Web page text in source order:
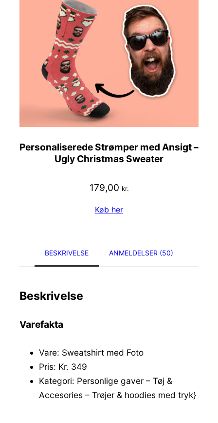
Personaliserede Strømper med Ansigt –
Ugly Christmas Sweater
179,00 kr.
Køb her
BESKRIVELSE ANMELDELSER (50)
Beskrivelse
Varefakta
Vare: Sweatshirt med Foto
Pris: Kr. 349
Kategori: Personlige gaver – Tøj &
Accesories – Trøjer & hoodies med tryk}